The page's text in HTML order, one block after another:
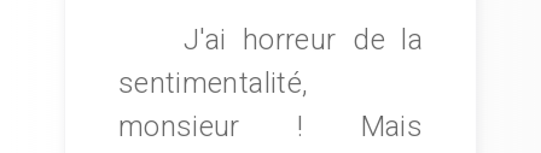
J'ai horreur de la
sentimentalité,
monsieur ! Mais